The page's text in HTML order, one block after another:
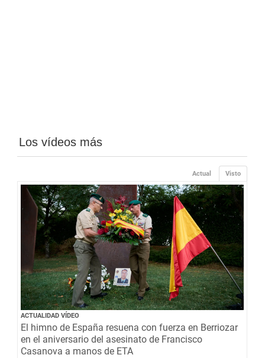
Los vídeos más
Visto
Actual
ACTUALIDAD VÍDEO
El himno de España resuena con fuerza en Berriozar
en el aniversario del asesinato de Francisco
Casanova a manos de ETA